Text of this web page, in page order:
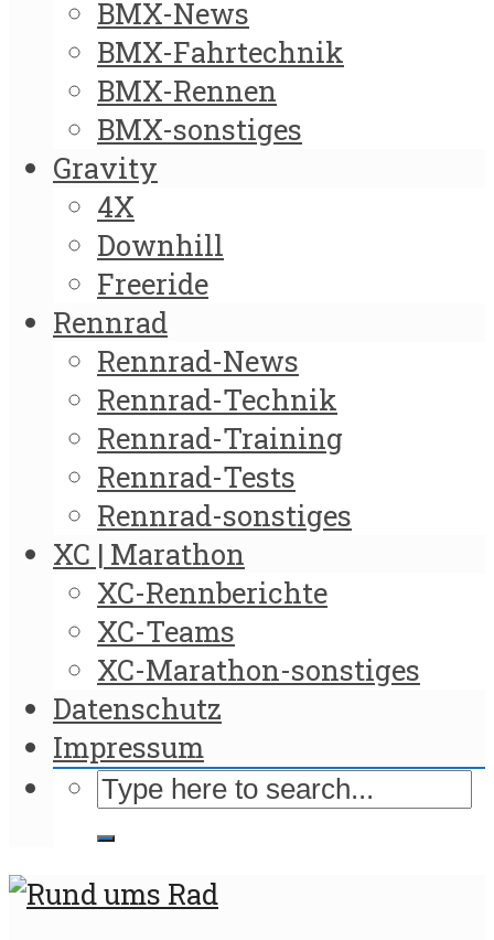
BMX-News
BMX-Fahrtechnik
BMX-Rennen
BMX-sonstiges
Gravity
4X
Downhill
Freeride
Rennrad
Rennrad-News
Rennrad-Technik
Rennrad-Training
Rennrad-Tests
Rennrad-sonstiges
XC | Marathon
XC-Rennberichte
XC-Teams
XC-Marathon-sonstiges
Datenschutz
Impressum